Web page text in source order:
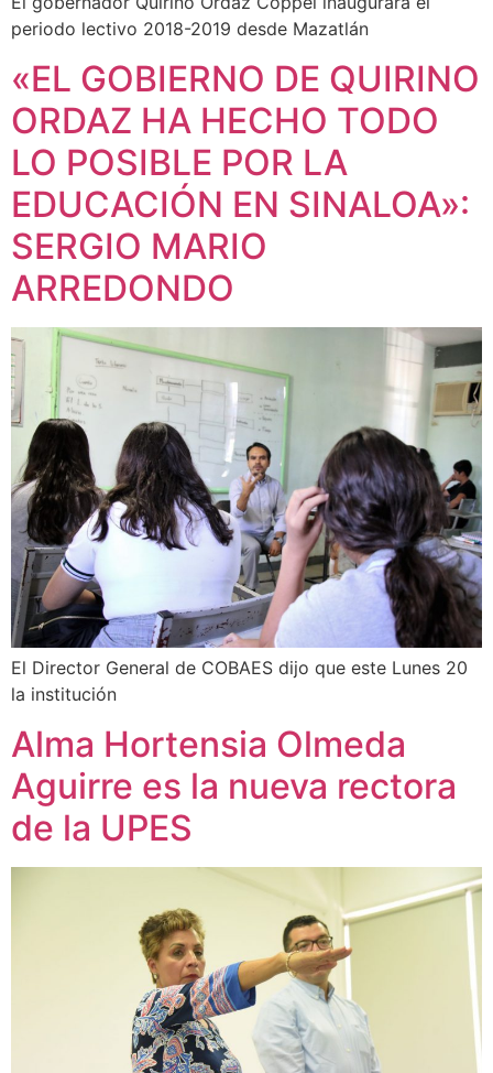
periodo lectivo 2018-2019 desde Mazatlán
«EL GOBIERNO DE QUIRINO
ORDAZ HA HECHO TODO
LO POSIBLE POR LA
EDUCACIÓN EN SINALOA»:
SERGIO MARIO
ARREDONDO
El Director General de COBAES dijo que este Lunes 20
la institución
Alma Hortensia Olmeda
Aguirre es la nueva rectora
de la UPES